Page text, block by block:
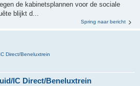
de kabinetsplannen voor de sociale
blijkt d...
Spring naar bericht
Direct/Beneluxtrein
IC Direct/Beneluxtrein